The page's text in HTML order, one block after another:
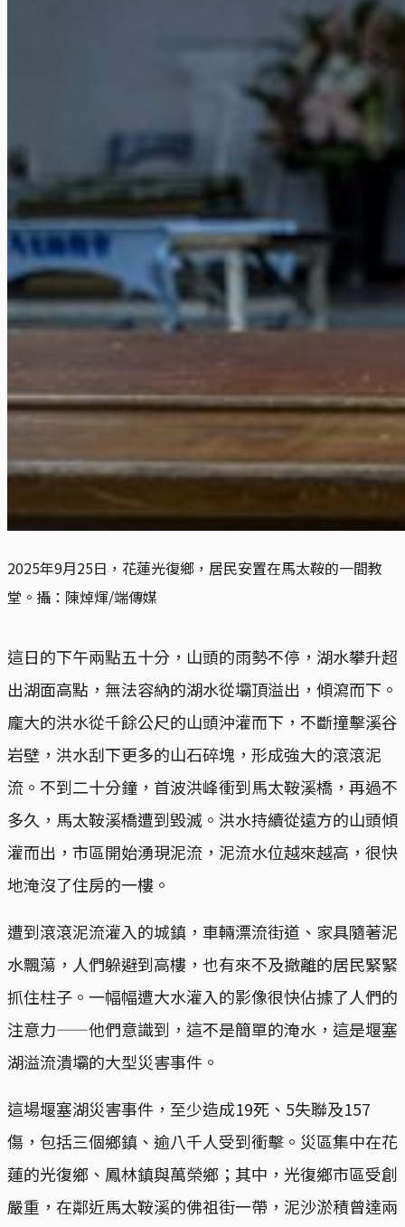
2025年9月25日，花蓮光復鄉，居民安置在馬太鞍的一間教
堂。攝：陳焯煇/端傳媒
這日的下午兩點五十分，山頭的雨勢不停，湖水攀升超
出湖面高點，無法容納的湖水從壩頂溢出，傾瀉而下。
龐大的洪水從千餘公尺的山頭沖灌而下，不斷撞擊溪谷
岩壁，洪水刮下更多的山石碎塊，形成強大的滾滾泥
流。不到二十分鐘，首波洪峰衝到馬太鞍溪橋，再過不
多久，馬太鞍溪橋遭到毀滅。洪水持續從遠方的山頭傾
灌而出，市區開始湧現泥流，泥流水位越來越高，很快
地淹沒了住房的一樓。
遭到滾滾泥流灌入的城鎮，車輛漂流街道、家具隨著泥
水飄蕩，人們躲避到高樓，也有來不及撤離的居民緊緊
抓住柱子。一幅幅遭大水灌入的影像很快佔據了人們的
注意力——他們意識到，這不是簡單的淹水，這是堰塞
湖溢流潰壩的大型災害事件。
這場堰塞湖災害事件，至少造成19死、5失聯及157
傷，包括三個鄉鎮、逾八千人受到衝擊。災區集中在花
蓮的光復鄉、鳳林鎮與萬榮鄉；其中，光復鄉市區受創
嚴重，在鄰近馬太鞍溪的佛祖街一帶，泥沙淤積曾達兩